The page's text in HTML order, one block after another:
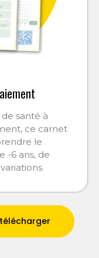
santé à
ce carnet
le
-6 ans, de